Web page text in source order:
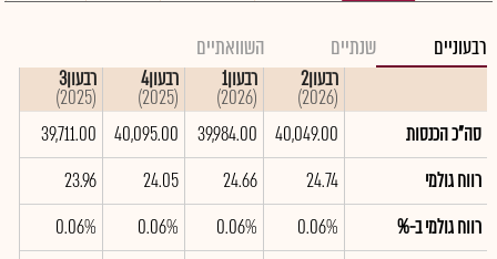
רבעוניים שנתיים השוואתיים
רבעון2
(2026)
רבעון1
(2026)
רבעון4
(2025)
רבעון3
(2025)
סה"כ הכנסות
40,049.00
39,984.00
40,095.00
39,711.00
רווח גולמי
24.74
24.66
24.05
23.96
רווח גולמי ב-%
0.06%
0.06%
0.06%
0.06%